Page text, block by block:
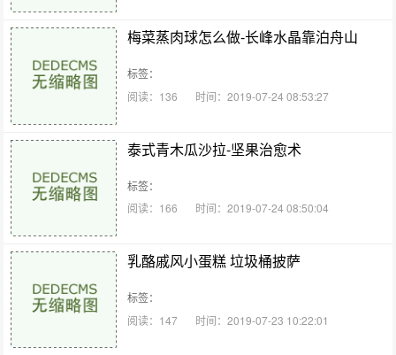
梅菜蒸肉球怎么做-长峰水晶靠泊舟山
标签：
阅读：136
时间：2019-07-24 08:53:27
泰式青木瓜沙拉-坚果治愈术
标签：
阅读：166
时间：2019-07-24 08:50:04
乳酪戚风小蛋糕 垃圾桶披萨
标签：
阅读：147
时间：2019-07-23 10:22:01